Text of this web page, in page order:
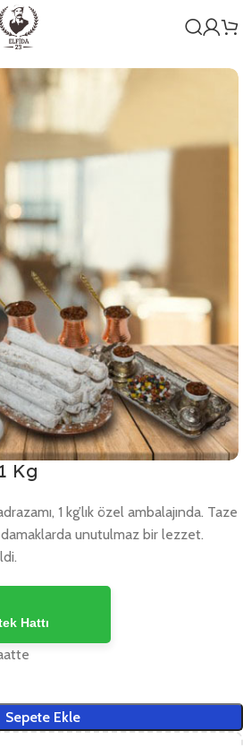
Kg
1 kg’lık özel ambalajında. Taze
unutulmaz bir lezzet.
Hattı
Sepete Ekle